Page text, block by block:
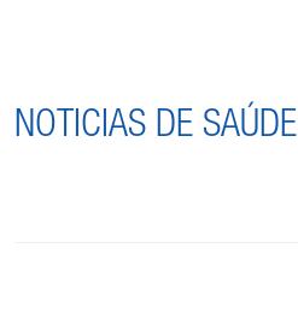
NOTICIAS DE SAÚDE